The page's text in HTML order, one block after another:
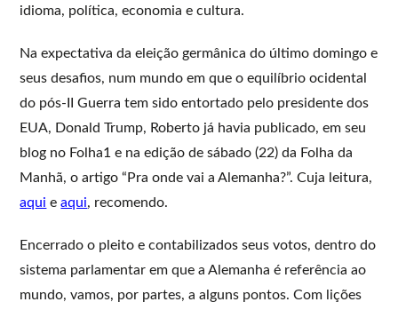
idioma, política, economia e cultura.
Na expectativa da eleição germânica do último domingo e
seus desafios, num mundo em que o equilíbrio ocidental
do pós-II Guerra tem sido entortado pelo presidente dos
EUA, Donald Trump, Roberto já havia publicado, em seu
blog no Folha1 e na edição de sábado (22) da Folha da
Manhã, o artigo “Pra onde vai a Alemanha?”. Cuja leitura,
aqui eaqui, recomendo.
Encerrado o pleito e contabilizados seus votos, dentro do
sistema parlamentar em que a Alemanha é referência ao
mundo, vamos, por partes, a alguns pontos. Com lições